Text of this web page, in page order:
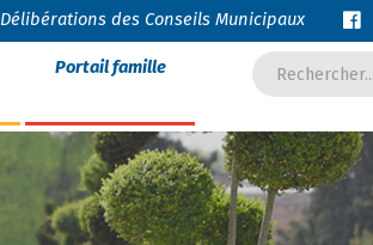
Délibérations des Conseils Municipaux
Portail famille